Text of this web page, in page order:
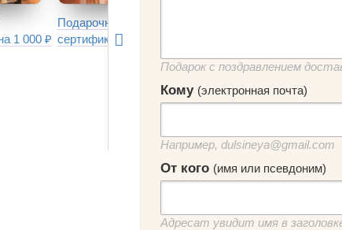
1 000 ₽
Подарочный
сертификат на 1 000 ₽
Подарок с поздравлением
Кому (электронная почта)
Например, dulsineya@gmail.com
От кого (имя или псевдоним)
Адресат увидит имя в